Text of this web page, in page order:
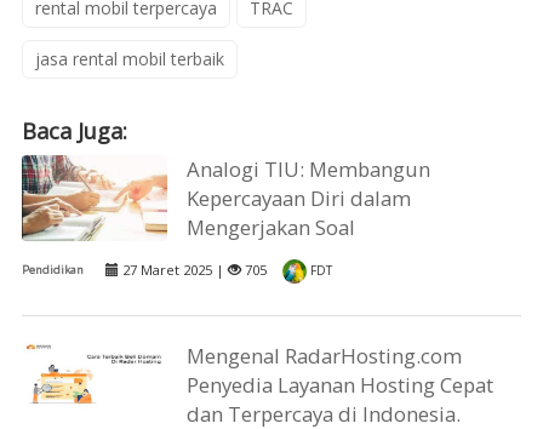
rental mobil terpercaya TRAC
jasa rental mobil terbaik
Baca Juga:
Analogi TIU: Membangun
Kepercayaan Diri dalam
Mengerjakan Soal
Pendidikan 27 Maret 2025 | 705 FDT
Mengenal RadarHosting.com
Penyedia Layanan Hosting Cepat
dan Terpercaya di Indonesia.